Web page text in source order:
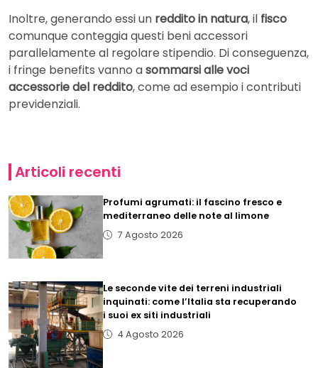
Inoltre, generando essi un reddito in natura, il fisco
comunque conteggia questi beni accessori
parallelamente al regolare stipendio. Di conseguenza,
i fringe benefits vanno asommarsi alle voci
accessorie del reddito, come ad esempio i contributi
previdenziali.
Articoli recenti
Profumi agrumati: il fascino fresco e
mediterraneo delle note al limone
7 Agosto 2026
Le seconde vite dei terreni industriali
inquinati: come l’Italia sta recuperando
i suoi ex siti industriali
4 Agosto 2026